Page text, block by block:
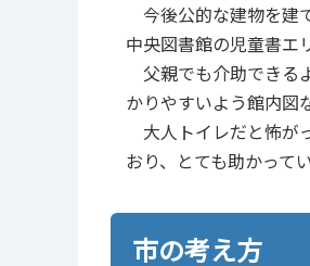
今後公的な建物を建
中央図書館の児童書エ
父親でも介助できる
かりやすいよう館内図
大人トイレだと怖が
おり、とても助かって
市の考え方